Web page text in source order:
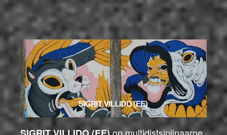
on multidistsiplinaarne